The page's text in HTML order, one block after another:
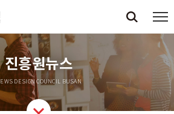
진흥원뉴스
DESIGN COUNCIL BUSAN